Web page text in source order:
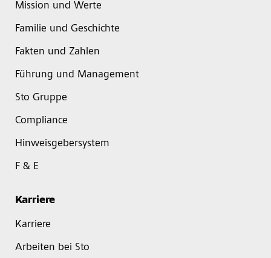
Mission und Werte
Familie und Geschichte
Fakten und Zahlen
Führung und Management
Sto Gruppe
Compliance
Hinweisgebersystem
F & E
Karriere
Karriere
Arbeiten bei Sto